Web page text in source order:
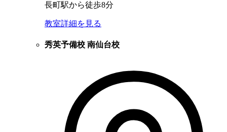
長町駅から徒歩8分
教室詳細を見る
秀英予備校 南仙台校